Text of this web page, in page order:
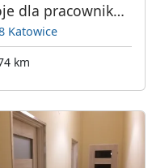
Pokoje dla pracowników Całe mieszkania Katowice Owocowa 9
Katowice
km